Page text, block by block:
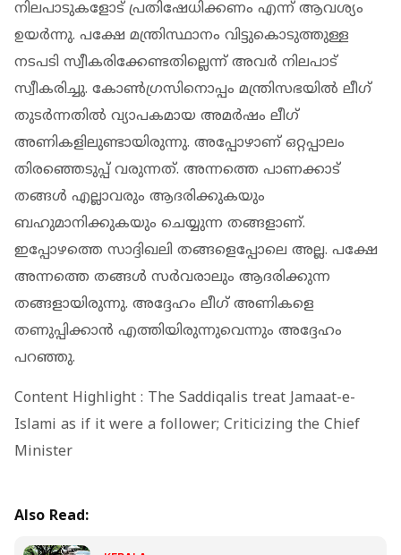
നിലപാടുകളോട് പ്രതിഷേധിക്കണം എന്ന് ആവശ്യം
ഉയര്‍ന്നു. പക്ഷേ മന്ത്രിസ്ഥാനം വിട്ടുകൊടുത്തുള്ള
നടപടി സ്വീകരിക്കേണ്ടതില്ലെന്ന് അവര്‍ നിലപാട്
സ്വീകരിച്ചു. കോണ്‍ഗ്രസിനൊപ്പം മന്ത്രിസഭയില്‍ ലീഗ്
തുടര്‍ന്നതില്‍ വ്യാപകമായ അമര്‍ഷം ലീഗ്
അണികളിലുണ്ടായിരുന്നു. അപ്പോഴാണ് ഒറ്റപ്പാലം
തിരഞ്ഞെടുപ്പ് വരുന്നത്. അന്നത്തെ പാണക്കാട്
തങ്ങള്‍ എല്ലാവരും ആദരിക്കുകയും
ബഹുമാനിക്കുകയും ചെയ്യുന്ന തങ്ങളാണ്.
ഇപ്പോഴത്തെ സാദ്ദിഖലി തങ്ങളെപ്പോലെ അല്ല. പക്ഷേ
അന്നത്തെ തങ്ങള്‍ സര്‍വരാലും ആദരിക്കുന്ന
തങ്ങളായിരുന്നു. അദ്ദേഹം ലീഗ് അണികളെ
തണുപ്പിക്കാന്‍ എത്തിയിരുന്നുവെന്നും അദ്ദേഹം
പറഞ്ഞു.
Content Highlight : The Saddiqalis treat Jamaat-e-
Islami as if it were a follower; Criticizing the Chief
Minister
Also Read: